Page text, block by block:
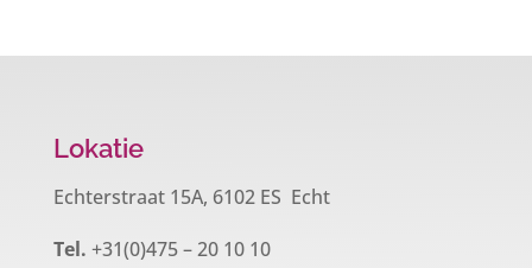
Lokatie
Echterstraat 15A, 6102 ES Echt
Tel. +31(0)475 – 20 10 10